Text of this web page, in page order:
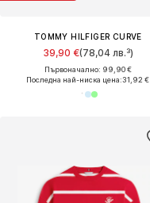
TOMMY HILFIGER CURVE
39,90 €(78,04 лв.³)
Първоначално: 99,90 €
Последна най-ниска цена:31,92 €